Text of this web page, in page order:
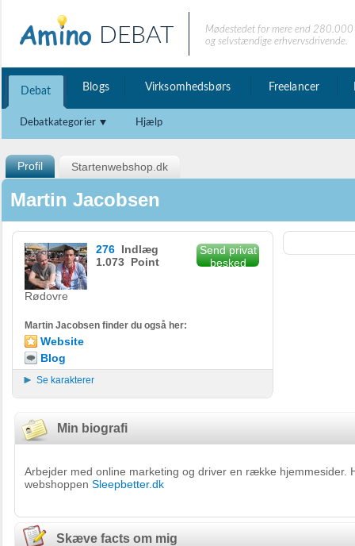
DEBAT
Mødestedet for mere end
og selvstændige erhvervsdrivende.
Debat Blogs Virksomhedsbørs Freelancer
Debatkategorier Hjælp
Profil Startenwebshop.dk
Martin Jacobsen
Rødovre
276 Indlæg
1.073 Point
Send privat
besked
Martin Jacobsen finder du også her:
Website
Blog
Se karakterer
Min biografi
Arbejder med online marketing og driver en række hjemmesider.
webshoppen Sleepbetter.dk
Skæve facts om mig